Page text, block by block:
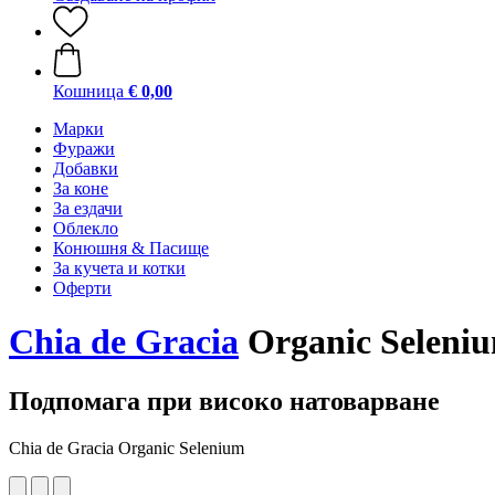
Кошница € 0,00
Марки
Фуражи
Добавки
За коне
За ездачи
Облекло
Конюшня & Пасище
За кучета и котки
Оферти
Chia de Gracia Organic
Подпомага при високо натоварване
Chia de Gracia Organic Selenium